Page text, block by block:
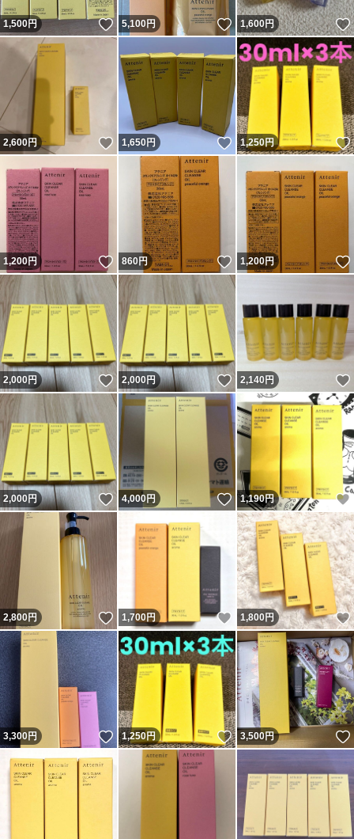
1,500円 いいね！
5,100円 いいね！
1,600円
2,600円 いいね！
1,650円 いいね！
1,250円
1,200円 いいね！
860円 いいね！
1,200円
2,000円 いいね！
2,000円 いいね！
2,140円
2,000円 いいね！
4,000円 いいね！
1,190円
2,800円 いいね！
1,700円 いいね！
1,800円
3,300円 いいね！
1,250円 いいね！
3,500円